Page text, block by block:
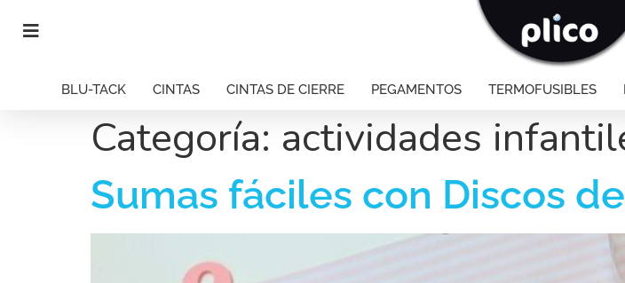
BLU-TACK CINTAS CINTAS DE CIERRE PEGAMENTOS TERMOFUSIBLES
Categoría: actividades
Sumas fáciles con Discos